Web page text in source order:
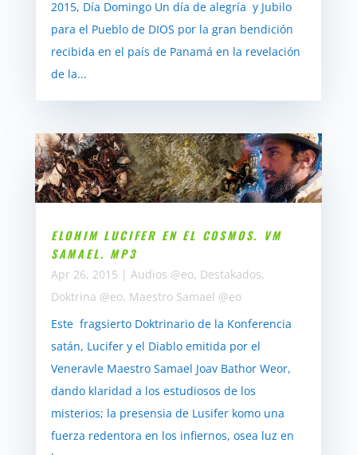
2015, Día Domingo Un día de alegría y Jubilo
para el Pueblo de DIOS por la gran bendición
recibida en el país de Panamá en la revelación
de la...
ELOHIM LUCIFER EN EL COSMOS. VM
SAMAEL. MP3
Apr 26, 2015 | Audios @eo, Destakados,
Doktrina @eo, Maestro Samael @eo
Este fragsierto Doktrinario de la Konferencia
satán, Lucifer y el Diablo emitida por el
Veneravle Maestro Samael Joav Bathor Weor,
dando klaridad a los estudiosos de los
misterios; la presensia de Lusifer komo una
fuerza redentora en los infiernos, osea luz en